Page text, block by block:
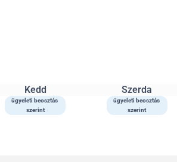
Kedd Szerda
ügyeleti beosztás
szerint
ügyeleti beosztás
szerint